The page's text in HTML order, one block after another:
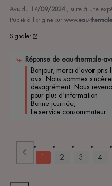
Avis du 14/09/2024 , suite à une
Publié à l'origine sur www.eau-
Signaler
Réponse de eau-thermale-
Bonjour, merci d'avoir pris
avis. Nous sommes
désagrément. Nous
pour plus d'information.
Bonne journée,
Le service consommateur
2 3 4